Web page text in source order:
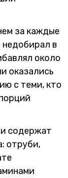
за каждые
недобирал в
около
оказались
с теми, кто
содержат
отруби,